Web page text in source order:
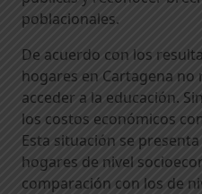
poblacionales.
De acuerdo con los
hogares en Cartagena
acceder a la educación.
los costos económicos
Esta situación se
hogares de nivel
comparación con los de